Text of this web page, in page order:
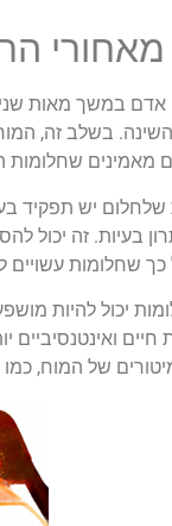
במשך מאות
מאמינים
שלחלום יש תפקיד
בעיות. זה
כך שחלומות
יכול להיות
חיים
של המוח, כמו